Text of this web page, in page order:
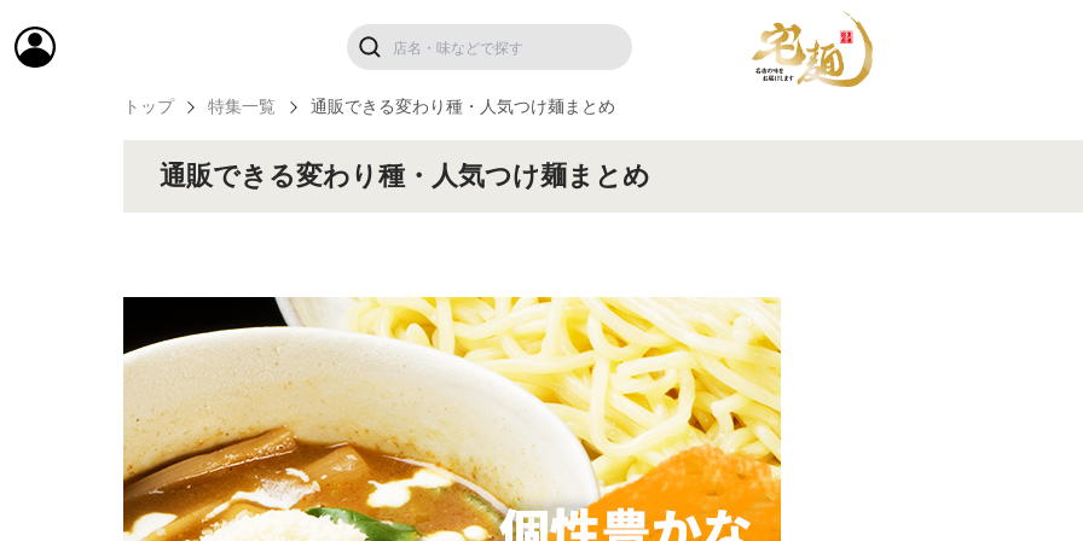
トップ 特集一覧 通販できる変わり種・人気つけ麺まとめ
通販できる変わり種・人気つけ麺まとめ